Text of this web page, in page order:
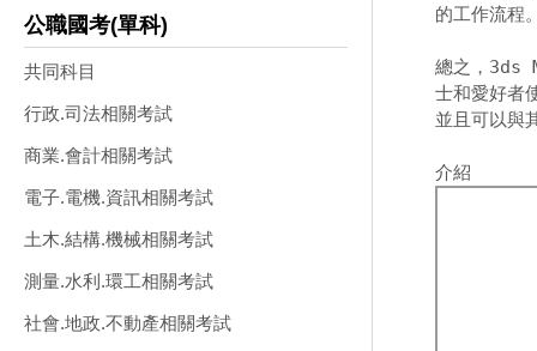
公職國考(單科)
共同科目
行政.司法相關考試
商業.會計相關考試
電子.電機.資訊相關考試
土木.結構.機械相關考試
測量.水利.環工相關考試
社會.地政.不動產相關考試
的工作流
總之，3ds
士和愛好者
並且可以與